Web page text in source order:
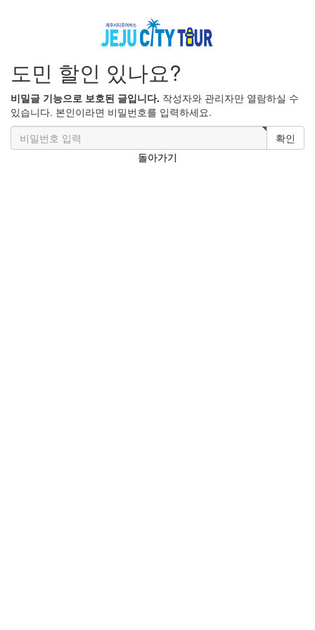
도민 할인 있나요?
비밀글 기능으로 보호된 글입니다. 작성자와 관리자만 열람하실 수
있습니다. 본인이라면 비밀번호를 입력하세요.
확인
돌아가기